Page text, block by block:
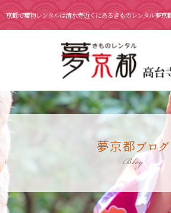
京都で着物レンタルは清水寺近くにあるきものレンタル夢京
京都の着物レンタル 夢京都 高台寺店
ンタル 夢京都 高台寺店
夢京都ブログ
Blog